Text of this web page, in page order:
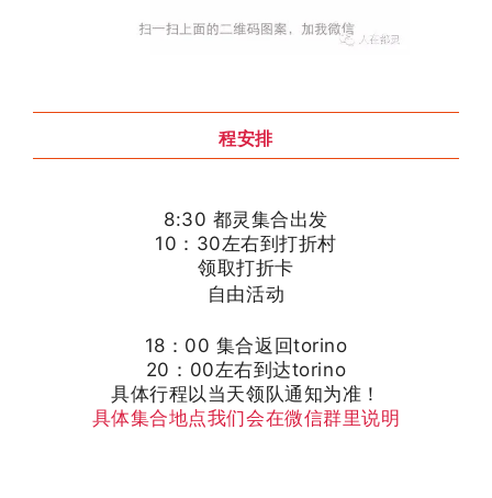
程安排
8:30 都灵集合出发
10：30左右到打折村
领取打折卡
自由活动
18：00 集合返回torino
20：00左右到达torino
具体行程以当天领队通知为准！
具体集合地点我们会在微信群里说明